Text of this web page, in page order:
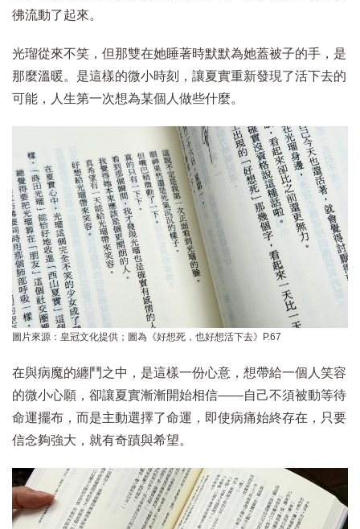
彿流動了起來。
光瑠從來不笑，但那雙在她睡著時默默為她蓋被子的手，是
那麼溫暖。是這樣的微小時刻，讓夏實重新發現了活下去的
可能，人生第一次想為某個人做些什麼。
圖片來源：皇冠文化提供；圖為《好想死，也好想活下去》P.67
在與病魔的纏鬥之中，是這樣一份心意，想帶給一個人笑容
的微小心願，卻讓夏實漸漸開始相信——自己不須被動等待
命運擺布，而是主動選擇了命運，即使病痛始終存在，只要
信念夠強大，就有奇蹟與希望。